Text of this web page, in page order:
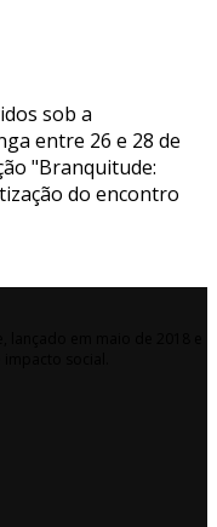
sob a
entre 26 e 28 de
"Branquitude:
do encontro